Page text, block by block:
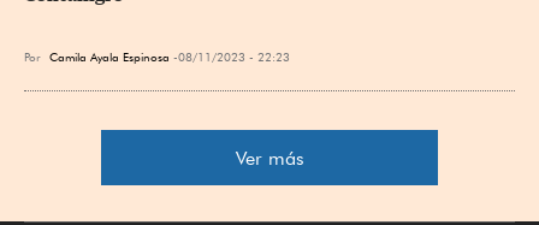
Por Camila Ayala Espinosa 08/11/2023 - 22:23
Ver más